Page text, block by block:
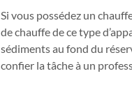
Si vous possédez un
de chauffe de ce type
sédiments au fond du
confier la tâche à un